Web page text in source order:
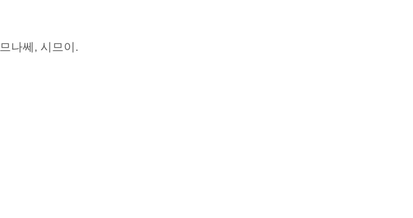
나쎄, 시므이.